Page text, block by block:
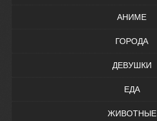
АНИМЕ
ГОРОДА
ДЕВУШКИ
ЕДА
ЖИВОТНЫЕ